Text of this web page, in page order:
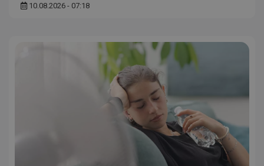
10.08.2026 - 07:18
VISITOR_PRIVACY_METADATA
YouTube
.youtube.com